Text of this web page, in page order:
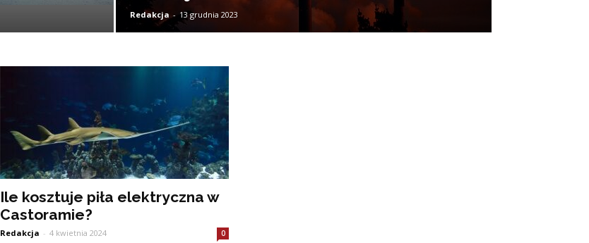
Redakcja - 13 grudnia 2023
Ile kosztuje piła elektryczna w
Castoramie?
Redakcja - 4 kwietnia 2024 0